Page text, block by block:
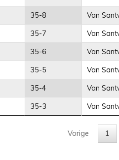
35-8 Van
35-7 Van
35-6 Van
35-5 Van
35-4 Van
35-3 Van
Vorige 1